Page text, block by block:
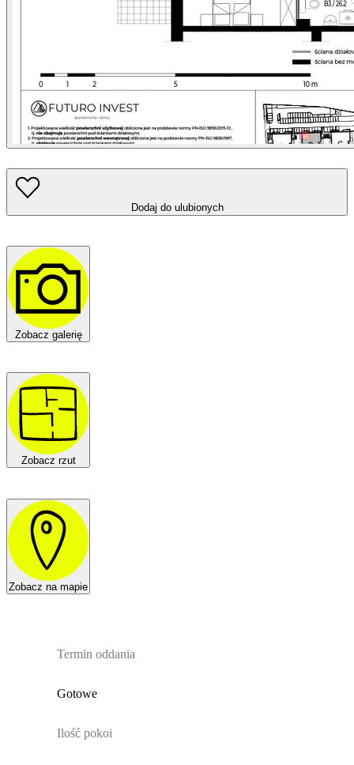
Dodaj do ulubionych
Zobacz galerię
Zobacz rzut
Zobacz na mapie
Termin oddania
Gotowe
Ilość pokoi